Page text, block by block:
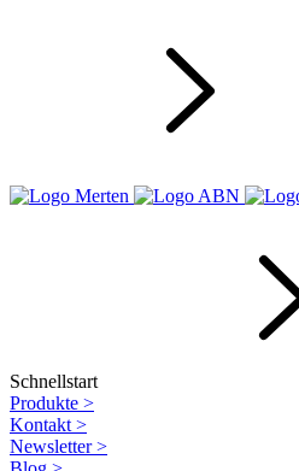
Schnellstart
Produkte >
Kontakt >
Newsletter>